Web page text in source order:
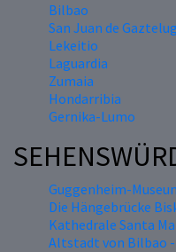
Bilbao
San Juan de
Lekeitio
Laguardia
Zumaia
Hondarribia
Gernika-Lumo
Guggenheim-
Die Hängebrücke
Kathedrale Santa
Altstadt von Bilbao